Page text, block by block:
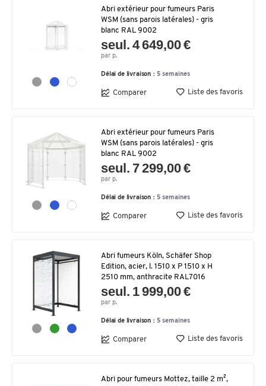
Abri extérieur pour fumeurs Paris
WSM (sans parois latérales) - gris
blanc RAL 9002
seul. 4 649,00 €
par p.
Délai de livraison : 5 semaines
Comparer Liste des favoris
Abri extérieur pour fumeurs Paris
WSM (sans parois latérales) - gris
blanc RAL 9002
seul. 7 299,00 €
par p.
Délai de livraison : 5 semaines
Comparer Liste des favoris
Abri fumeurs Köln, Schäfer Shop
Edition, acier, l. 1510 x P 1510 x H
2510 mm, anthracite RAL7016
seul. 1 999,00 €
par p.
Délai de livraison : 5 semaines
Comparer Liste des favoris
Abri pour fumeurs Mottez, taille 2 m²,